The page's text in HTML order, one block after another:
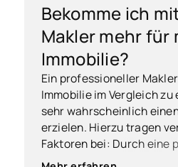
Bekomme ich
Makler mehr für
Immobilie?
Ein professioneller
Immobilie im Vergleich
sehr wahrscheinlich
erzielen. Hierzu tragen
Faktoren bei: Durch eine
Immobilienbewertung